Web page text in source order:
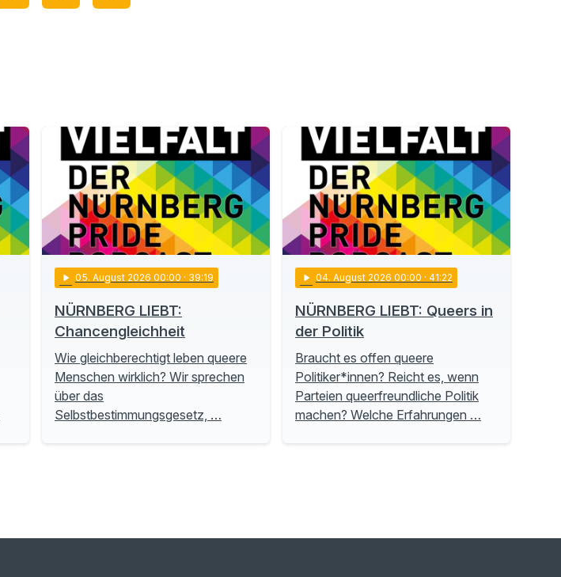
play_arrow 05. August 2026 00:00 · 39:19
NÜRNBERG LIEBT:
Chancengleichheit
Wie gleichberechtigt leben queere
Menschen wirklich? Wir sprechen
über das
Selbstbestimmungsgesetz, …
play_arrow 04. August 2026 00:00 · 41:22
NÜRNBERG LIEBT: Queers in
der Politik
Braucht es offen queere
Politiker*innen? Reicht es, wenn
Parteien queerfreundliche Politik
machen? Welche Erfahrungen …